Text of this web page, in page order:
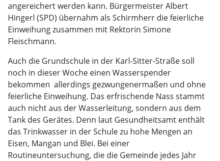
angereichert werden kann. Bürgermeister Albert
Hingerl (SPD) übernahm als Schirmherr die feierliche
Einweihung zusammen mit Rektorin Simone
Fleischmann.
Auch die Grundschule in der Karl-Sitter-Straße soll
noch in dieser Woche einen Wasserspender
bekommen  allerdings gezwungenermaßen und ohne
feierliche Einweihung. Das erfrischende Nass stammt
auch nicht aus der Wasserleitung, sondern aus dem
Tank des Gerätes. Denn laut Gesundheitsamt enthält
das Trinkwasser in der Schule zu hohe Mengen an
Eisen, Mangan und Blei. Bei einer
Routineuntersuchung, die die Gemeinde jedes Jahr